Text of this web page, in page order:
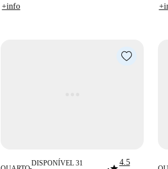
+info
DISPONÍVEL 31
4.5